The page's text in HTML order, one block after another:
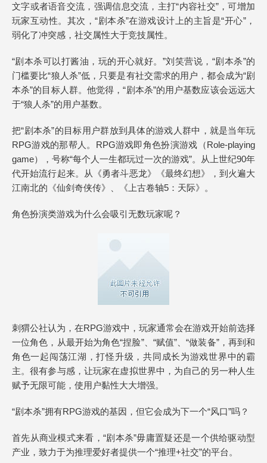
文字或者语音交流，强调信息交流，主打“内容社交”，可增加
玩家互动性。其次，“剧本杀”在游戏设计上的主旨是“开心”，
弱化了冲突感，社交属性大于竞技属性。
“剧本杀可以打酱油，玩的开心就好。”刘笑营说，“剧本杀”的
门槛要比“狼人杀”低，只要是有社交需求的用户，都会成为“剧
本杀”的目标人群。他觉得，“剧本杀”的用户基数应该会远远大
于“狼人杀”的用户基数。
把“剧本杀”的目标用户群放到具体的游戏人群中，就是当年玩
RPG游戏的那帮人。RPG游戏即角色扮演游戏（Role-playing
game），号称“每个人一生都玩过一次的游戏”。从上世纪90年
代开始流行起来。从《勇者斗恶龙》《最终幻想》，到火遍大
江南北的《仙剑奇侠传》、《上古卷轴5：天际》。
角色扮演类游戏为什么会吸引无数玩家呢？
刺猬公社认为，在RPG游戏中，玩家通常会在游戏开始前选择
一位角色，从最开始为角色“捏脸”、“赋值”、“做装备”，再到和
角色一起闯荡江湖，打怪升级，共同成长为游戏世界中的霸
主。很有参与感，让玩家在虚拟世界中，为自己的另一种人生
赋予无限可能，使用户黏性大大增强。
“剧本杀”拥有RPG游戏的基因，但它会成为下一个“风口”吗？
首先从商业模式来看，“剧本杀”毋庸置疑还是一个供给驱动型
产业，致力于为推理爱好者提供一个“推理+社交”的平台。